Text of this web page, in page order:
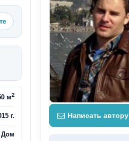
м2
г.
Дом
Написать автору